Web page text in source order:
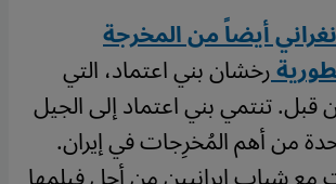
أيضاً من المخرجة
رخشان بني اعتماد، التي
تنتمي بني اعتماد إلى الجيل
من أهم المُخرِجات في إيران.